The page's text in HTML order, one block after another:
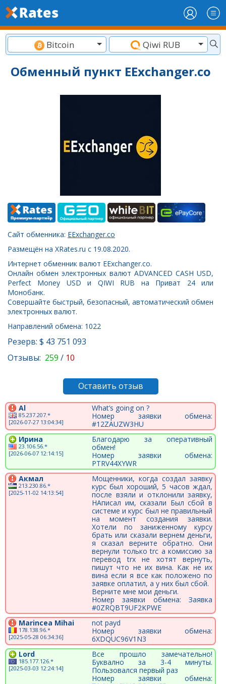
Bitcoin Qiwi RUB
Обменный пункт EExchanger.co
Сайт обменника: EExchanger.co
Размещён на XRates.ru с 19.08.2020.
Интернет обменник валют EExchanger.co.
Онлайн обмен электронных валют ADVANCED CASH USD,
Perfect Money USD и QIWI RUB на Приват 24 или
Монобанк.
Совершайте быстрый, безопасный, автоматический обмен
электронных валют.
Направлений обмена: 1022
Резерв: $ 43 751 093
Отзывы: 259 / 10
Оставить отзыв
Al
85.237.207.*
[2026-07-27 13:04:34]
What’s going on ?
Номер заявки обмена:
#12ZAUZW3HU
Ирина
23.106.56.*
[2026-06-07 12:14:15]
Благодарю за оперативный
обмен!
Номер заявки обмена:
PTRV44XYWR
Акмал
213.230.86.*
[2025-11-02 14:13:54]
Мощенники, когда создал заявку
курс был хороший, 5 часов ждал,
после взяли и отклонили заявку,
НАписал им, сказали Был сбой в
системе и курс был не правильный
на момент создания заявки.
Хотели по заниженному курсу
брать или сказали вернем деньги,
я сказал верните обратно. Они
вернули только trc а комиссию за
перевод trx не хотят вернуть,
пишут что не их вина. Как не их
вина если я все как положено по
заявке оплатил, а у них был сбой.
Верните мне мои деньги.
Номер заявки обмена: Заявка
#0ZRQBT9UF2KPWE
Marincea Mihai
178.138.96.*
[2025-05-28 06:34:36]
not payd
Номер заявки обмена:
6XDQUC96V1N3
Lord
185.177.126.*
[2025-03-03 12:24:14]
Все прошло замечательно!
Буквално за 3-4 минуты.
Пользовался первый раз
Номер заявки обмена: